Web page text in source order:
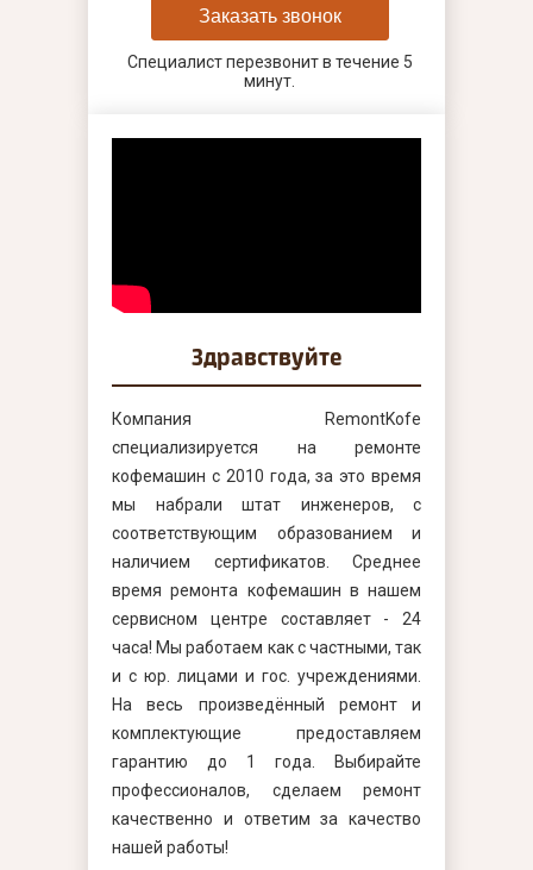
Заказать звонок
Специалист перезвонит в течение 5
минут.
Здравствуйте
Компания RemontKofe
специализируется на ремонте
кофемашин с 2010 года, за это время
мы набрали штат инженеров, с
соответствующим образованием и
наличием сертификатов. Среднее
время ремонта кофемашин в нашем
сервисном центре составляет - 24
часа! Мы работаем как с частными, так
и с юр. лицами и гос. учреждениями.
На весь произведённый ремонт и
комплектующие предоставляем
гарантию до 1 года. Выбирайте
профессионалов, сделаем ремонт
качественно и ответим за качество
нашей работы!